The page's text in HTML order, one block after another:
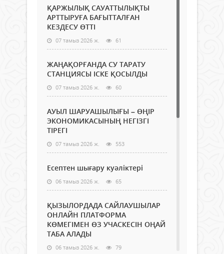
ҚАРЖЫЛЫҚ САУАТТЫЛЫҚТЫ
АРТТЫРУҒА БАҒЫТТАЛҒАН
КЕЗДЕСУ ӨТТІ
07 тамыз 2026 ж. 61
ЖАҢАҚОРҒАНДА СУ ТАРАТУ
СТАНЦИЯСЫ ІСКЕ ҚОСЫЛДЫ
07 тамыз 2026 ж. 60
АУЫЛ ШАРУАШЫЛЫҒЫ – ӨҢІР
ЭКОНОМИКАСЫНЫҢ НЕГІЗГІ
ТІРЕГІ
07 тамыз 2026 ж. 553
Есептен шығару куәліктері
06 тамыз 2026 ж. 65
ҚЫЗЫЛОРДАДА САЙЛАУШЫЛАР
ОНЛАЙН ПЛАТФОРМА
КӨМЕГІМЕН ӨЗ УЧАСКЕСІН ОҢАЙ
ТАБА АЛАДЫ
06 тамыз 2026 ж. 79